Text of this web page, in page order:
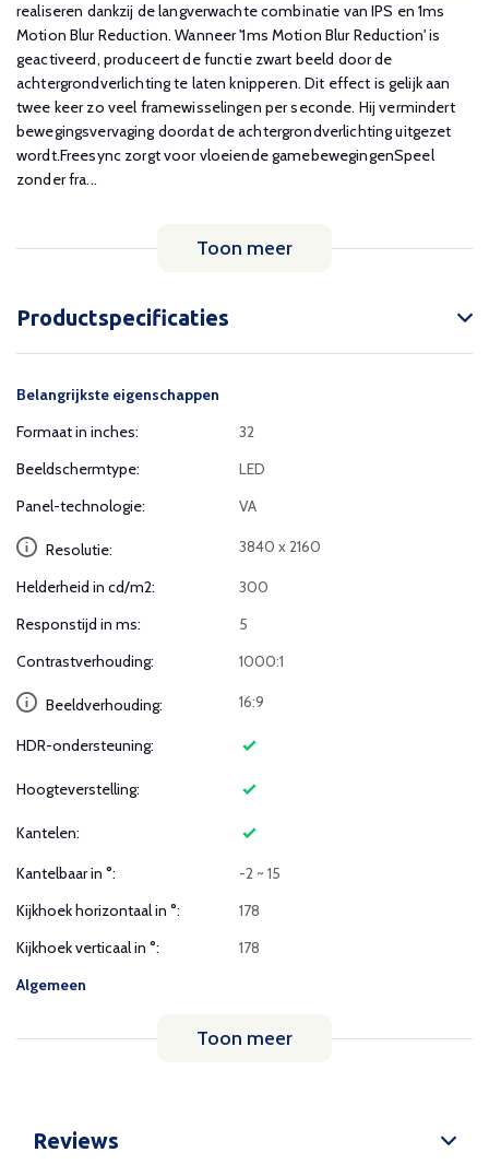
realiseren dankzij de langverwachte combinatie van IPS en 1ms
Motion Blur Reduction. Wanneer '1ms Motion Blur Reduction' is
geactiveerd, produceert de functie zwart beeld door de
achtergrondverlichting te laten knipperen. Dit effect is gelijk aan
twee keer zo veel framewisselingen per seconde. Hij vermindert
bewegingsvervaging doordat de achtergrondverlichting uitgezet
wordt.Freesync zorgt voor vloeiende gamebewegingenSpeel
zonder fra...
Toon meer
Productspecificaties
Belangrijkste eigenschappen
Formaat in inches:
32
Beeldschermtype:
LED
Panel-technologie:
VA
Resolutie: 3840 x 2160
Helderheid in cd/m2:
300
Responstijd in ms:
5
Contrastverhouding:
1000:1
Beeldverhouding: 16:9
HDR-ondersteuning:
Hoogteverstelling:
Kantelen:
Kantelbaar in °:
-2 ~ 15
Kijkhoek horizontaal in °:
178
Kijkhoek verticaal in °:
178
Algemeen
Toon meer
Reviews